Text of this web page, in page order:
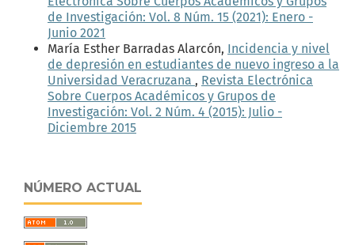
de Investigación: Vol. 8 Núm. 15 (2021): Enero -
Junio 2021
María Esther Barradas Alarcón, Incidencia y nivel
de depresión en estudiantes de nuevo ingreso a la
Universidad Veracruzana , Revista Electrónica
Sobre Cuerpos Académicos y Grupos de
Investigación: Vol. 2 Núm. 4 (2015): Julio -
Diciembre 2015
NÚMERO ACTUAL